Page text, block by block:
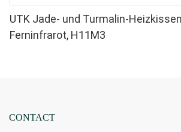
UTK Jade- und Turmalin-
Ferninfrarot, H11M3
CONTACT